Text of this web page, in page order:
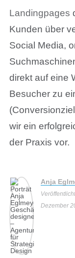
Landingpages
Kunden über
Social Media,
direkt auf eine
Besucher zu
wir ein
der Praxis vor.
Anja
Dezember